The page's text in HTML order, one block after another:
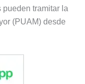
pueden tramitar la
(PUAM) desde